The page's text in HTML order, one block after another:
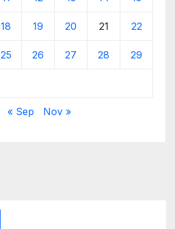
18 19 20 21 22
25 26 27 28 29
« Sep Nov »